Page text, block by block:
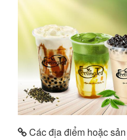
Các địa điểm hoặc